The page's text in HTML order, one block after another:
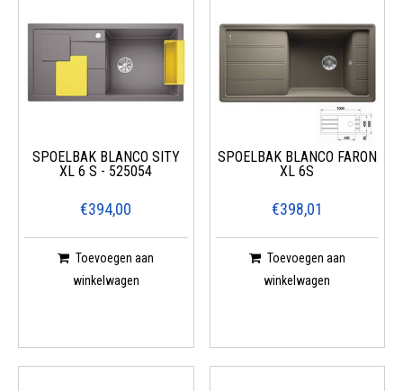
SPOELBAK BLANCO SITY
XL 6 S - 525054
€394,00
Toevoegen aan
winkelwagen
SPOELBAK BLANCO FARON
XL 6S
€398,01
Toevoegen aan
winkelwagen